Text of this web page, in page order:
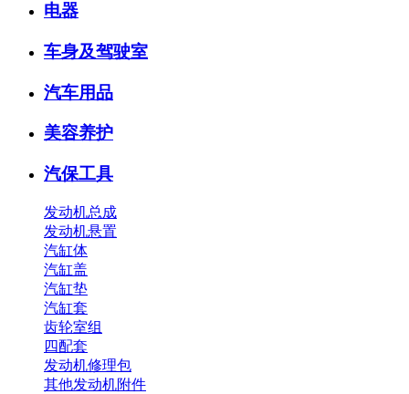
电器
车身及驾驶室
汽车用品
美容养护
汽保工具
发动机总成
发动机悬置
汽缸体
汽缸盖
汽缸垫
汽缸套
齿轮室组
四配套
发动机修理包
其他发动机附件